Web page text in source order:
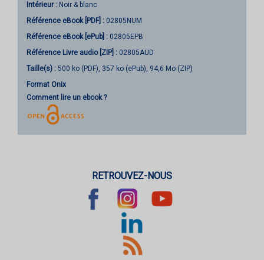
Intérieur : Noir & blanc
Référence eBook [PDF] : 02805NUM
Référence eBook [ePub] : 02805EPB
Référence Livre audio [ZIP] : 02805AUD
Taille(s) : 500 ko (PDF), 357 ko (ePub), 94,6 Mo (ZIP)
Format Onix
Comment lire un ebook ?
RETROUVEZ-NOUS